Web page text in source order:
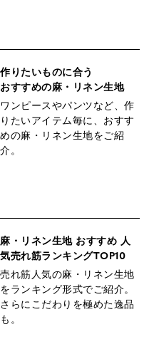
作りたいものに合う
おすすめの麻・リネン生地
ワンピースやパンツなど、作
りたいアイテム毎に、おすす
めの麻・リネン生地をご紹
介。
麻・リネン生地 おすすめ 人
気売れ筋ランキングTOP10
売れ筋人気の麻・リネン生地
をランキング形式でご紹介。
さらにこだわりを極めた逸品
も。